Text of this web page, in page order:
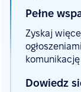
Pełne
Zyskaj
Dowiedz